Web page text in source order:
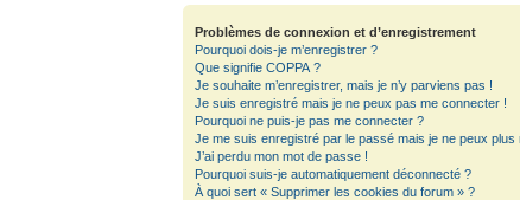
Problèmes de connexion et d’enregistrement
Pourquoi dois-je m’enregistrer ?
Que signifie COPPA ?
Je souhaite m’enregistrer, mais je n’y parviens pas !
Je suis enregistré mais je ne peux pas me connecter !
Pourquoi ne puis-je pas me connecter ?
Je me suis enregistré par le passé mais je ne peux plus
J’ai perdu mon mot de passe !
Pourquoi suis-je automatiquement déconnecté ?
À quoi sert « Supprimer les cookies du forum » ?